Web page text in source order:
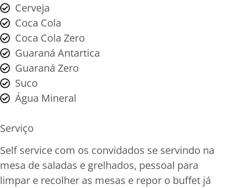
Cerveja
Coca Cola
Coca Cola Zero
Guaraná Antartica
Guaraná Zero
Suco
Água Mineral
Serviço
Self service com os convidados se servindo na
mesa de saladas e grelhados, pessoal para
limpar e recolher as mesas e repor o buffet já